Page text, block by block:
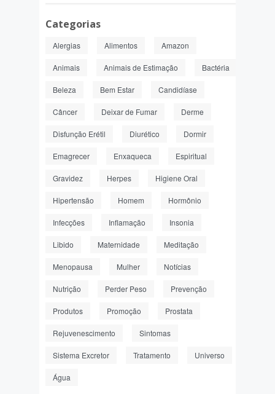
Categorias
Alergias Alimentos Amazon
Animais Animais de Estimação Bactéria
Beleza Bem Estar Candidíase
Câncer Deixar de Fumar Derme
Disfunção Erétil Diurético Dormir
Emagrecer Enxaqueca Espiritual
Gravidez Herpes Higiene Oral
Hipertensão Homem Hormônio
Infecções Inflamação Insonia
Libido Maternidade Meditação
Menopausa Mulher Notícias
Nutrição Perder Peso Prevenção
Produtos Promoção Prostata
Rejuvenescimento Sintomas
Sistema Excretor Tratamento Universo
Água